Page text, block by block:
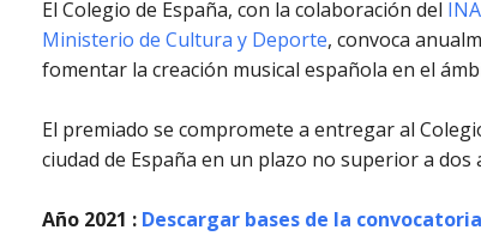
El Colegio de España, con la colaboración del
Ministerio de Cultura y Deporte, convoca
fomentar la creación musical española en el
El premiado se compromete a entregar al
ciudad de España en un plazo no superior a dos
Año 2021 : Descargar bases de la